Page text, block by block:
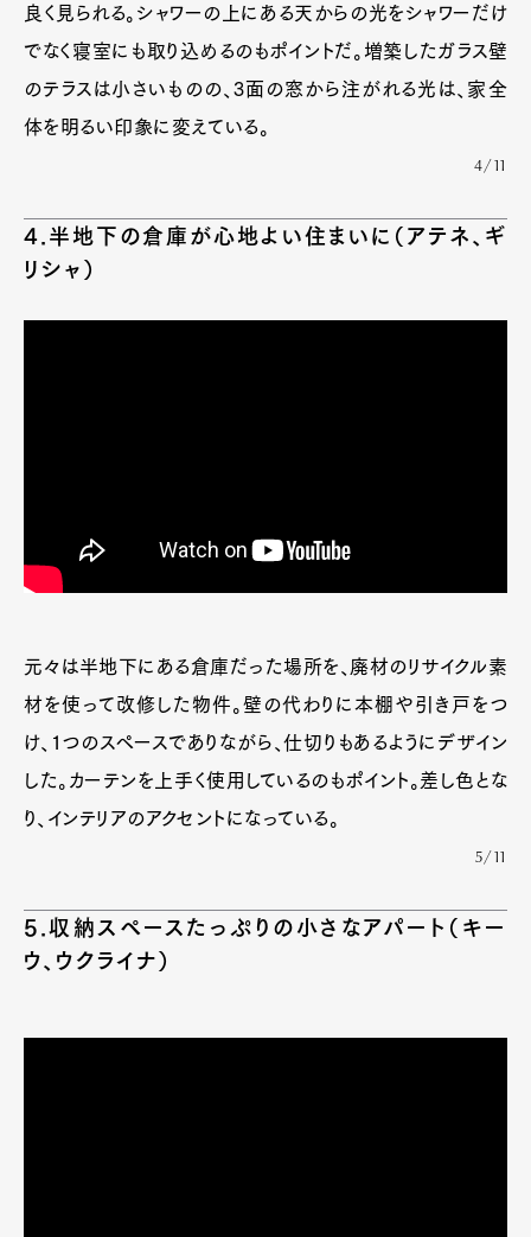
良く見られる。シャワーの上にある天からの光をシャワーだけ
でなく寝室にも取り込めるのもポイントだ。増築したガラス壁
のテラスは小さいものの、3面の窓から注がれる光は、家全
体を明るい印象に変えている。
4/11
4.半地下の倉庫が心地よい住まいに（アテネ、ギ
リシャ）
元々は半地下にある倉庫だった場所を、廃材のリサイクル素
材を使って改修した物件。壁の代わりに本棚や引き戸をつ
け、1つのスペースでありながら、仕切りもあるようにデザイン
した。カーテンを上手く使用しているのもポイント。差し色とな
り、インテリアのアクセントになっている。
5/11
5.収納スペースたっぷりの小さなアパート（キー
ウ、ウクライナ）